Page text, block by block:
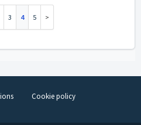
3 4 5
Cookie policy